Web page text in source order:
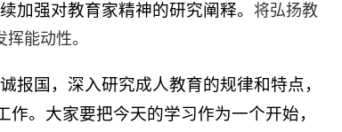
加强对教育家精神的研究阐释。将弘扬教
挥能动性。
报国，深入研究成人教育的规律和特点，
。大家要把今天的学习作为一个开始，